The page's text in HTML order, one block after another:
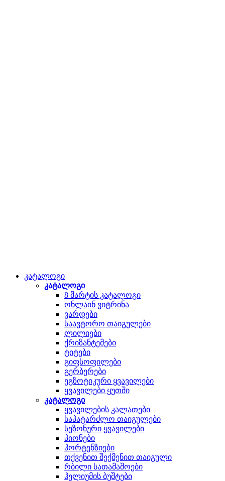
კატალოგი
კატალოგი
8 მარტის კატალოგი
ონლაინ ვიტრინა
ვარდები
საავტორო თაიგულები
ლილიები
ქრიზანტემები
ტიტები
გიფსოფილები
გერბერები
ეგზოტიკური ყვავილები
ყვავილები ყუთში
კატალოგი
ყვავილების კალათები
საპატარძლო თაიგულები
სეზონური ყვავილები
პიონები
ჰორტენზიები
თქვენით შექმენით თაიგული
რბილი სათამაშოები
ჰელიუმის ბუშტები